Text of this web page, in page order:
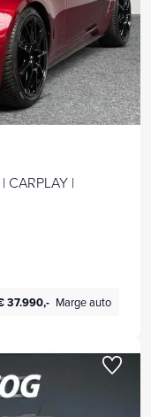
CARPLAY |
37.990,- Marge auto